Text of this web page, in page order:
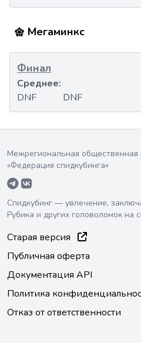
Мегаминкс
Финал
DNF DNF
Среднее:
Межрегиональная общественная
«Федерация спидкубинга»
Спидкубинг — увлечение,
Рубика и других головоломок на
Старая версия
Публичная оферта
Документация API
Политика
Отказ от ответственности